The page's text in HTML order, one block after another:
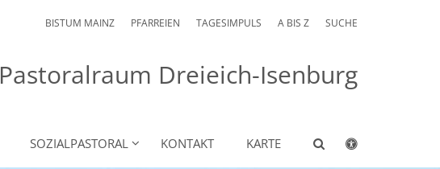
BISTUM MAINZ PFARREIEN TAGESIMPULS A BIS Z SUCHE
Pastoralraum Dreieich-Isenburg
SOZIALPASTORAL KONTAKT KARTE